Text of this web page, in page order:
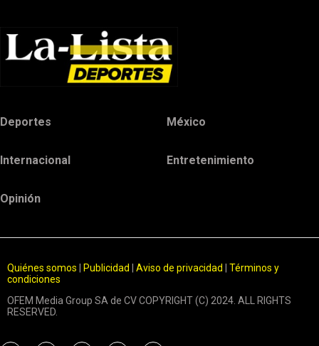
Deportes México
Internacional Entretenimiento
Opinión
Quiénes somos Publicidad Aviso de privacidad
Términos y
condiciones
OFEM Media Group SA de CV COPYRIGHT (C) 2024. ALL RIGHTS
RESERVED.